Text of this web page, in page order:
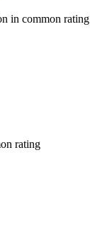
in common rating
rating